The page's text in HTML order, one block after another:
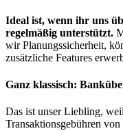
Ideal ist, wenn ihr uns
regelmäßig unterstützt.
wir Planungssicherheit,
zusätzliche Features
Ganz klassisch:
Das ist unser Liebling,
Transaktionsgebühren